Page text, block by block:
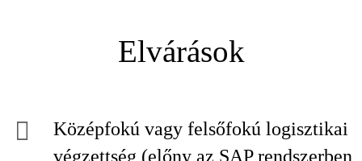
Elvárások
Középfokú vagy felsőfokú logisztikai
végzettség (előny az SAP rendszerben